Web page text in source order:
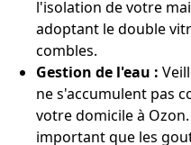
l'isolation de votre
adoptant le double
combles.
Gestion de l'eau :
ne s'accumulent pas
votre domicile à
important que les